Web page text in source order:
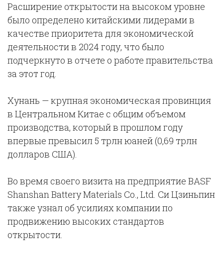
Расширение открытости на высоком уровне
было определено китайскими лидерами в
качестве приоритета для экономической
деятельности в 2024 году, что было
подчеркнуто в отчете о работе правительства
за этот год.
Хунань — крупная экономическая провинция
в Центральном Китае с общим объемом
производства, который в прошлом году
впервые превысил 5 трлн юаней (0,69 трлн
долларов США).
Во время своего визита на предприятие BASF
Shanshan Battery Materials Co., Ltd. Си Цзиньпин
также узнал об усилиях компании по
продвижению высоких стандартов
открытости.